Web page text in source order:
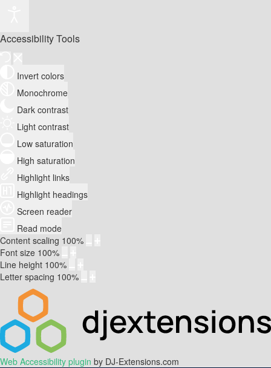
Accessibility Tools
Invert colors
Monochrome
Dark contrast
Light contrast
Low saturation
High saturation
Highlight links
Highlight headings
Screen reader
Read mode
Content scaling 100%
Font size 100%
Line height 100%
Letter spacing 100%
Web Accessibility plugin by DJ-Extensions.com